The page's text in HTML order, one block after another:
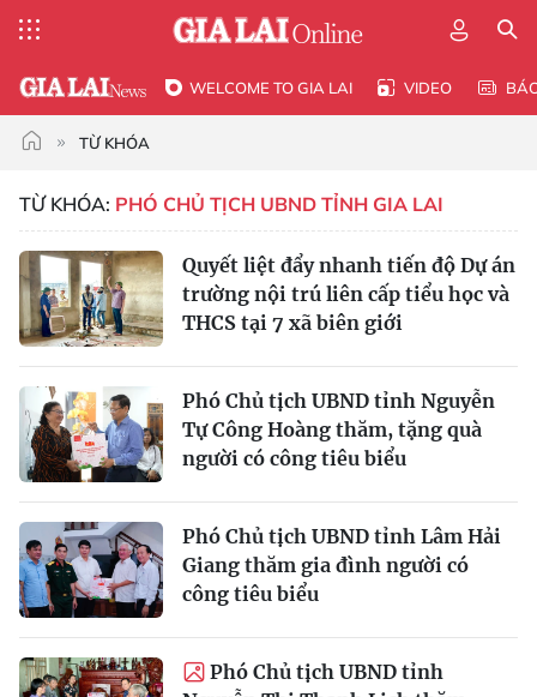
WELCOME TO GIA LAI VIDEO
TỪ KHÓA
TỪ KHÓA: PHÓ CHỦ TỊCH UBND TỈNH GIA LAI
Quyết liệt đẩy nhanh tiến độ Dự án
trường nội trú liên cấp tiểu học và
THCS tại 7 xã biên giới
Phó Chủ tịch UBND tỉnh Nguyễn
Tự Công Hoàng thăm, tặng quà
người có công tiêu biểu
Phó Chủ tịch UBND tỉnh Lâm Hải
Giang thăm gia đình người có
công tiêu biểu
Phó Chủ tịch UBND tỉnh